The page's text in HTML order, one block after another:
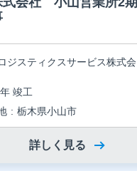
ジスティクスサービス株式会
竣工
栃木県小山市
詳しく見る